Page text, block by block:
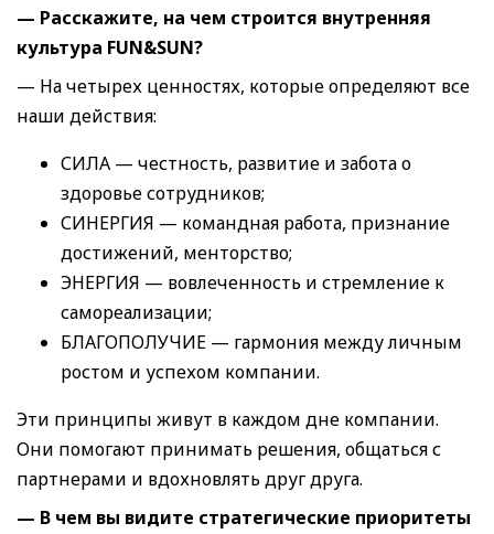
— Расскажите, на чем строится внутренняя
культура FUN&SUN?
— На четырех ценностях, которые определяют все
наши действия:
СИЛА — честность, развитие и забота о
здоровье сотрудников;
СИНЕРГИЯ — командная работа, признание
достижений, менторство;
ЭНЕРГИЯ — вовлеченность и стремление к
самореализации;
БЛАГОПОЛУЧИЕ — гармония между личным
ростом и успехом компании.
Эти принципы живут в каждом дне компании.
Они помогают принимать решения, общаться с
партнерами и вдохновлять друг друга.
— В чем вы видите стратегические приоритеты